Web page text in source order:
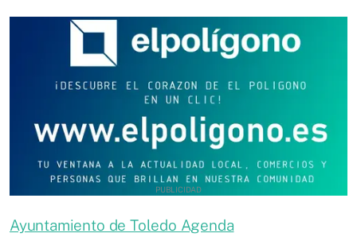
Ayuntamiento de Toledo Agenda